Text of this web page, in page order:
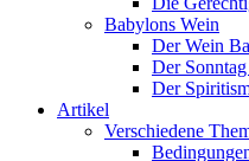
Babylons Wein
Der Wein
Der
Der
Artikel
Verschiedene